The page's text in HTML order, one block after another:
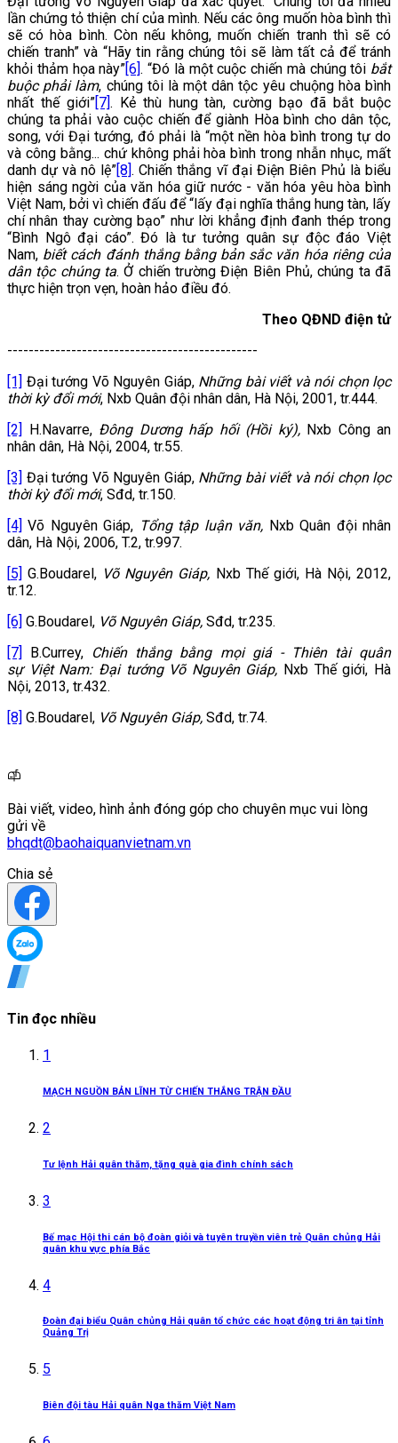
lần chứng tỏ thiện chí của mình. Nếu các ông muốn hòa bình thì
sẽ có hòa bình. Còn nếu không, muốn chiến tranh thì sẽ có
chiến tranh” và “Hãy tin rằng chúng tôi sẽ làm tất cả để tránh
khỏi thảm họa này” [6]. “Đó là một cuộc chiến mà chúng tôi bắt
buộc phải làm, chúng tôi là một dân tộc yêu chuộng hòa bình
nhất thế giới”[7] . Kẻ thù hung tàn, cường bạo đã bắt buộc
chúng ta phải vào cuộc chiến để giành Hòa bình cho dân tộc,
song, với Đại tướng, đó phải là “một nền hòa bình trong tự do
và công bằng... chứ không phải hòa bình trong nhẫn nhục, mất
danh dự và nô lệ” [8]. Chiến thắng vĩ đại Điện Biên Phủ là biểu
hiện sáng ngời của văn hóa giữ nước - văn hóa yêu hòa bình
Việt Nam, bởi vì chiến đấu để “lấy đại nghĩa thắng hung tàn, lấy
chí nhân thay cường bạo” như lời khẳng định đanh thép trong
“Bình Ngô đại cáo”. Đó là tư tưởng quân sự độc đáo Việt
Nam, biết cách đánh thắng bằng bản sắc văn hóa riêng của
dân tộc chúng ta. Ở chiến trường Điện Biên Phủ, chúng ta đã
thực hiện trọn vẹn, hoàn hảo điều đó.
Theo QĐND điện tử
-----------------------------------------------
[1]
Đại tướng Võ Nguyên Giáp, Những bài viết và nói chọn lọc
thời kỳ đổi mới, Nxb Quân đội nhân dân, Hà Nội, 2001, tr.444.
[2]
H.Navarre, Đông Dương hấp hối (Hồi ký),Nxb Công an
nhân dân, Hà Nội, 2004, tr.55.
[3] Đại tướng Võ Nguyên Giáp,Những bài viết và nói chọn lọc
thời kỳ đổi mới, Sđd, tr.150.
[4] Võ Nguyên Giáp, Tổng tập luận văn, Nxb Quân đội nhân
dân, Hà Nội, 2006, T.2, tr.997.
5] G.Boudarel, Võ Nguyên Giáp, Nxb Thế giới, Hà Nội, 2012,
tr.12.
[6] G.Boudarel, Võ Nguyên Giáp, Sđd, tr.235.
[7]
B.Currey, Chiến thắng bằng mọi giá - Thiên tài quân
sự Việt Nam: Đại tướng Võ Nguyên Giáp, Nxb Thế giới, Hà
Nội, 2013, tr.432.
[8] G.Boudarel, Võ Nguyên Giáp, Sđd, tr.74.
Bài viết, video, hình ảnh đóng góp cho chuyên mục vui lòng
gửi về
bhqdt@baohaiquanvietnam.vn
Chia sẻ
Tin đọc nhiều
1
MẠCH NGUỒN BẢN LĨNH TỪ CHIẾN THẮNG TRẬN ĐẦU
2
Tư lệnh Hải quân thăm, tặng quà gia đình chính sách
3
Bế mạc Hội thi cán bộ đoàn giỏi và tuyên truyền viên trẻ Quân chủng Hải
quân khu vực phía Bắc
4
Đoàn đại biểu Quân chủng Hải quân tổ chức các hoạt động tri ân tại tỉnh
Quảng Trị
5
Biên đội tàu Hải quân Nga thăm Việt Nam